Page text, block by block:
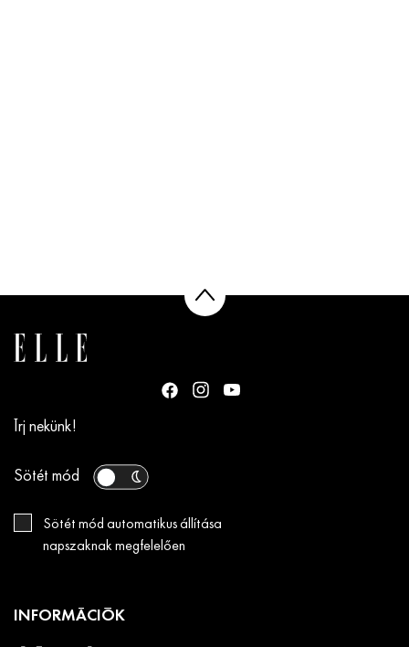
Írj nekünk!
Sötét mód
Sötét mód automatikus állítása
napszaknak megfelelően
INFORMÁCIÓK